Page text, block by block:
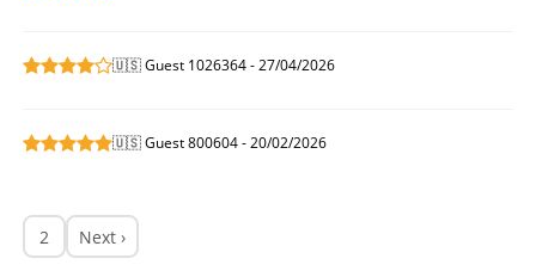
🇺🇸 Guest 1026364 - 27/04/2026
🇺🇸 Guest 800604 - 20/02/2026
2 Next ›